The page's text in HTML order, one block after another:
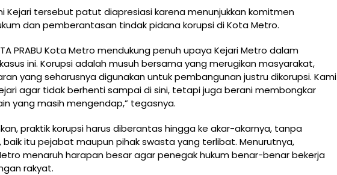
Kejari tersebut patut diapresiasi karena menunjukkan komitmen
dan pemberantasan tindak pidana korupsi di Kota Metro.
PRABU Kota Metro mendukung penuh upaya Kejari Metro dalam
ini. Korupsi adalah musuh bersama yang merugikan masyarakat,
yang seharusnya digunakan untuk pembangunan justru dikorupsi. Kami
agar tidak berhenti sampai di sini, tetapi juga berani membongkar
yang masih mengendap,” tegasnya.
praktik korupsi harus diberantas hingga ke akar-akarnya, tanpa
baik itu pejabat maupun pihak swasta yang terlibat. Menurutnya,
menaruh harapan besar agar penegak hukum benar-benar bekerja
rakyat.